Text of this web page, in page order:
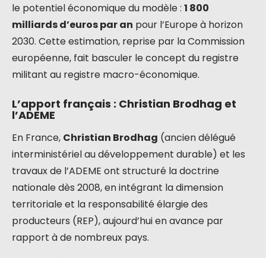
le potentiel économique du modèle : 1 800
milliards d’euros par an pour l’Europe à horizon
2030. Cette estimation, reprise par la Commission
européenne, fait basculer le concept du registre
militant au registre macro-économique.
L’apport français : Christian Brodhag et
l’ADEME
En France, Christian Brodhag (ancien délégué
interministériel au développement durable) et les
travaux de l’ADEME ont structuré la doctrine
nationale dès 2008, en intégrant la dimension
territoriale et la responsabilité élargie des
producteurs (REP), aujourd’hui en avance par
rapport à de nombreux pays.